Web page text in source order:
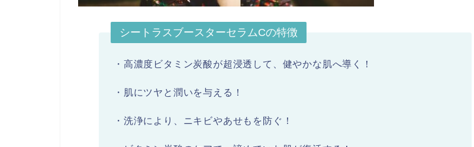
シートラスブースターセラムCの特徴
・高濃度ビタミン炭酸が超浸透して、健やかな肌へ導く！
・肌にツヤと潤いを与える！
・洗浄により、ニキビやあせもを防ぐ！